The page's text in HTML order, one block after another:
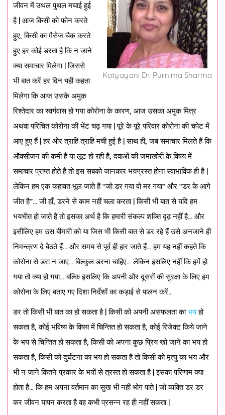
Katyayani Dr. Purnima Sharma
जीवन में उथल पुथल मचाई हुई
है | आज किसी को फोन करते
हुए, किसी का मैसेज चैक करते
हुए हर कोई डरता है कि न जाने
क्या समाचार मिलेगा | जिससे
भी बात करें हर दिन यही कहता
मिलेगा कि आज उसके अमुक
रिश्तेदार का स्वर्गवास हो गया कोरोना के कारण, आज उसका अमुक मित्र
अथवा परिचित कोरोना की भेंट चढ़ गया | पूरे के पूरे परिवार कोरोना की चपेट में
आए हुए हैं | हर ओर त्राहि त्राहि मची हुई है | साथ ही, जब समाचार मिलते हैं कि
ऑक्सीजन की कमी है या लूट हो रही है, दवाओं की जमाखोरी के विषय में
समाचार प्राप्त होते हैं तो इस सबको जानकार भयग्रस्त होना स्वाभाविक ही है |
लेकिन हम एक कहावत भूल जाते हैं “जो डर गया वो मर गया” और “डर के आगे
जीत है”… जी हाँ, डरने से काम नहीं चला करता | किसी भी बात से यदि हम
भयभीत हो जाते हैं तो इसका अर्थ है कि हमारी संकल्प शक्ति दृढ़ नहीं है… और
इसीलिए हम उस बीमारी को या जिस भी किसी बात से डर रहे हैं उसे अनजाने ही
निमन्त्रण दे बैठते हैं… और समय से पूर्व ही हार जाते हैं… हम यह नहीं कहते कि
कोरोना से डरा न जाए… बिल्कुल डरना चाहिए… लेकिन इसलिए नहीं कि हमें हो
गया तो क्या हो गया… बल्कि इसलिए कि अपनी और दूसरों की सुरक्षा के लिए हम
कोरोना के लिए बताए गए दिशा निर्देशों का कड़ाई से पालन करें…
डर तो किसी भी बात का हो सकता है | किसी को अपनी असफलता काभयहो
सकता है, कोई भविष्य के विषय में चिन्तित हो सकता है, कोई रिजेक्ट किये जाने
के भय से चिन्तित हो सकता है, किसी को अपना कुछ प्रिय खो जाने का भय हो
सकता है, किसी को दुर्घटना का भय हो सकता है तो किसी को मृत्यु का भय और
भी न जाने कितने प्रकार के भयों से त्रस्त हो सकता है | इसका परिणाम क्या
होता है… कि हम अपना वर्तमान का सुख भी नहीं भोग पाते | जो व्यक्ति डर डर
कर जीवन यापन करता है वह कभी प्रसन्न रह ही नहीं सकता |